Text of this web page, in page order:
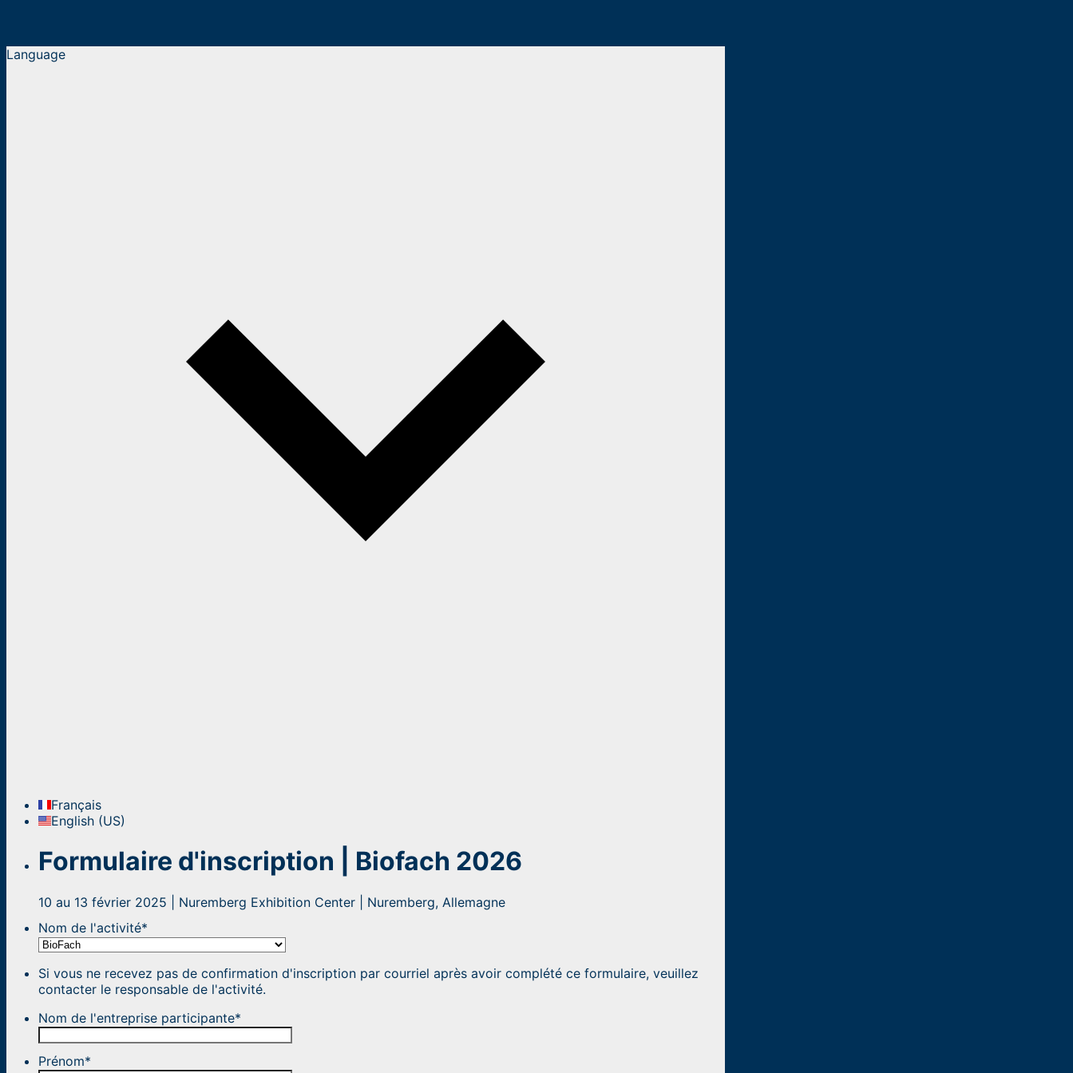
Language
Français
English (US)
Formulaire d'inscription | Biofach 2026
10 au 13 février 2025 | Nuremberg Exhibition Center | Nuremberg, Allemagne
Nom de l'activité*
Si vous ne recevez pas de confirmation d'inscription par courriel après avoir complété ce formulaire, veuillez
contacter le responsable de l'activité.
Nom de l'entreprise participante*
Prénom*